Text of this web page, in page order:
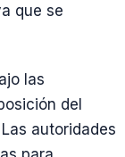
que se
las
del
autoridades